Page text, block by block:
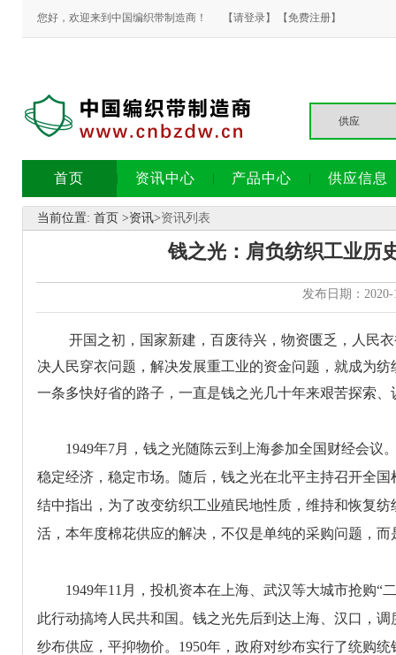
您好，欢迎来到中国编织带制造商！ 【请登录】 【免费注册】
首页 资讯中心 产品中心 供应信息
当前位置: 首页 >资讯>资讯列表
钱之光：肩负纺织工业历
发布日期：
开国之初，国家新建，百废待兴，物资匮乏，人民
决人民穿衣问题，解决发展重工业的资金问题，就成为
一条多快好省的路子，一直是钱之光几十年来艰苦探索、
1949年7月，钱之光随陈云到上海参加全国财经会议
稳定经济，稳定市场。随后，钱之光在北平主持召开全
结中指出，为了改变纺织工业殖民地性质，维持和恢复
活，本年度棉花供应的解决，不仅是单纯的采购问题，
1949年11月，投机资本在上海、武汉等大城市抢购“
此行动搞垮人民共和国。钱之光先后到达上海、汉口，
纱布供应，平抑物价。1950年，政府对纱布实行了统购